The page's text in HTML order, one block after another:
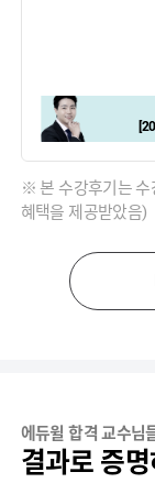
※ 본 수강후기는 수
혜택을 제공받았음)
에듀윌 합격 교수님
결과로 증